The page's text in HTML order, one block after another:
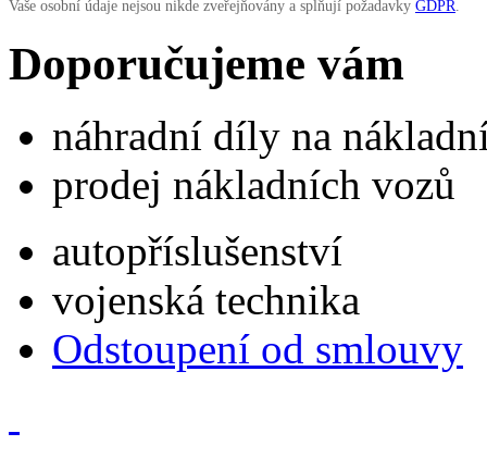
Vaše osobní údaje nejsou nikde zveřejňovány a splňují požadavky GDPR
Doporučujeme vám
náhradní díly na
prodej nákladních vozů
autopříslušenství
vojenská technika
Odstoupení od smlouvy